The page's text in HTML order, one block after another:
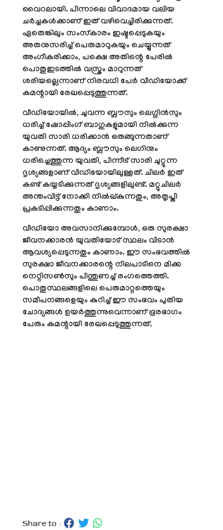
വൈറലായി. പിന്നാലെ വിവാദമായ വലിയ
ചർച്ചകൾക്കാണ് ഇത് വഴിവെച്ചിരിക്കുന്നത്.
ഏതെങ്കിലും സംസ്കാരം ഇഷ്ടപ്പെടുകയും
അതനുസരിച്ച് പെരുമാറുകയും ചെയ്യുന്നത്
അംഗീകരിക്കാം, പക്ഷെ അതിന്റെ പേരിൽ
പൊതുഇടത്തിൽ വസ്ത്രം മാറുന്നത്
ശരിയല്ലെന്നാണ് നിരവധി പേര്‍ വീഡിയോക്ക്
കമന്റായി രേഖപ്പെടുത്തുന്നത്.
വീഡിയോയിൽ, ചുവന്ന ബ്ലൗസും ലെഗ്ഗിൻസും
ധരിച്ച് ഷോപ്പിംഗ് ബാഗുകളുമായി നിൽക്കുന്ന
യുവതി സാരി ധരിക്കാൻ ഒരുങ്ങുന്നതാണ്
കാണുന്നത്. ആദ്യം ബ്ലൗസും ലെഗിനും
ധരിച്ചെത്തുന്ന യുവതി, പിന്നീട് സാരി ചുറ്റുന്ന
ദൃശ്യങ്ങളാണ് വീഡിയോയിലുള്ളത്. ചിലര്‍ ഇത്
കണ്ട് കയ്യടിക്കുന്നത് ദൃശ്യങ്ങളിലുണ്ട്. മറ്റുചിലർ
അന്തംവിട്ട് നോക്കി നിൽഖ്കുന്നതും, അതൃപ്തി
പ്രകടിപ്പിക്കുന്നതും കാണാം.
വീഡിയോ അവസാനിക്കുമ്പോൾ, ഒരു സുരക്ഷാ
ജീവനക്കാരൻ യുവതിയോട് സ്ഥലം വിടാൻ
ആവശ്യപ്പെടുന്നതും കാണാം. ഈ സംഭവത്തിൽ
സുരക്ഷാ ജീവനക്കാരന്റെ നിലപാടിനെ മിക്ക
നെറ്റിസൺസും പിന്തുണച്ച് രംഗത്തെത്തി.
പൊതുസ്ഥലങ്ങളിലെ പെരുമാറ്റത്തെയും
സമീപനങ്ങളെയും കുറിച്ച് ഈ സംഭവം പുതിയ
ചോദ്യങ്ങൾ ഉയർത്തുന്നുവെന്നാണ് ഭൂരഭാഗം
പേരും കമന്റായി രേഖപ്പെടുത്തുന്നത്.
Share to :